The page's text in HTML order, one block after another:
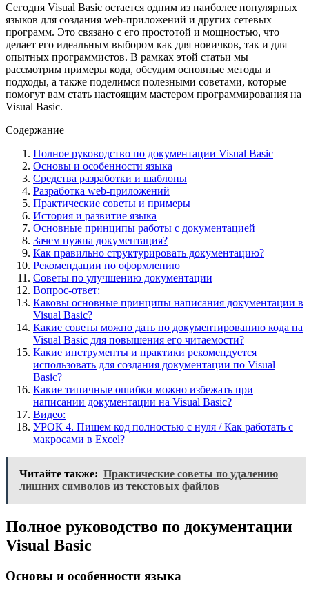
Сегодня Visual Basic остается одним из наиболее популярных
языков для создания web-приложений и других сетевых
программ. Это связано с его простотой и мощностью, что
делает его идеальным выбором как для новичков, так и для
опытных программистов. В рамках этой статьи мы
рассмотрим примеры кода, обсудим основные методы и
подходы, а также поделимся полезными советами, которые
помогут вам стать настоящим мастером программирования на
Visual Basic.
Содержание
Полное руководство по документации Visual Basic
Основы и особенности языка
Средства разработки и шаблоны
Разработка web-приложений
Практические советы и примеры
История и развитие языка
Основные принципы работы с документацией
Зачем нужна документация?
Как правильно структурировать документацию?
Рекомендации по оформлению
Советы по улучшению документации
Вопрос-ответ:
Каковы основные принципы написания документации в
Visual Basic?
Какие советы можно дать по документированию кода на
Visual Basic для повышения его читаемости?
Какие инструменты и практики рекомендуется
использовать для создания документации по Visual
Basic?
Какие типичные ошибки можно избежать при
написании документации на Visual Basic?
Видео:
УРОК 4. Пишем код полностью с нуля / Как работать с
макросами в Excel?
Читайте также: Практические советы по удалению
лишних символов из текстовых файлов
Полное руководство по документации
Visual Basic
Основы и особенности языка